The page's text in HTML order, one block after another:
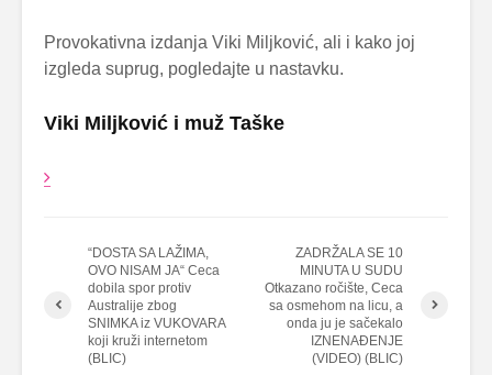
Provokativna izdanja Viki Miljković, ali i kako joj
izgleda suprug, pogledajte u nastavku.
Viki Miljković i muž Taške
“DOSTA SA LAŽIMA,
OVO NISAM JA“ Ceca
dobila spor protiv
Australije zbog
SNIMKA iz VUKOVARA
koji kruži internetom
(BLIC)
ZADRŽALA SE 10
MINUTA U SUDU
Otkazano ročište, Ceca
sa osmehom na licu, a
onda ju je sačekalo
IZNENAĐENJE
(VIDEO) (BLIC)